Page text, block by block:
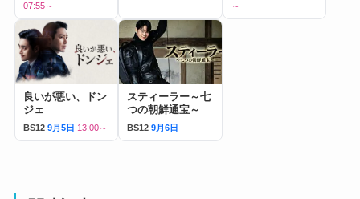
07:55～
～
良いが悪い、ドン
ジェ
BS12 9月5日 13:00～
スティーラー～七
つの朝鮮通宝～
BS12 9月6日